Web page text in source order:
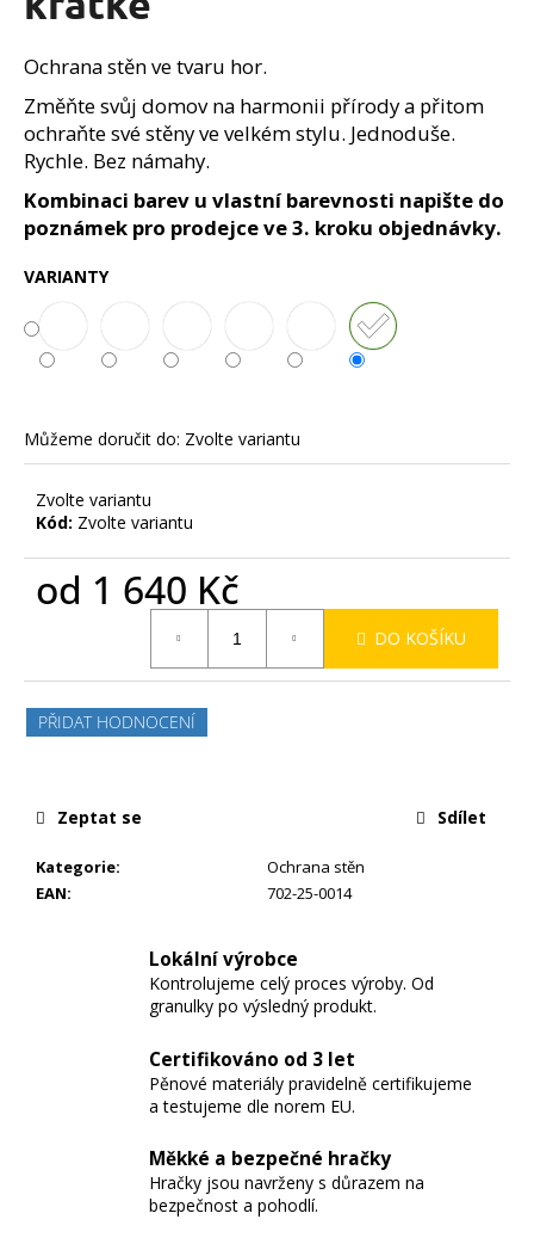
hvězdiček.
Ochrana stěn ve tvaru hor.
Změňte svůj domov na harmonii přírody a přitom
ochraňte své stěny ve velkém stylu. Jednoduše.
Rychle. Bez námahy.
Kombinaci barev u vlastní barevnosti napište do
poznámek pro prodejce ve 3. kroku objednávky.
VARIANTY
Můžeme doručit do: Zvolte variantu
Zvolte variantu
Kód: Zvolte variantu
od 1 640 Kč
DO KOŠÍKU
PŘIDAT HODNOCENÍ
Kategorie:
Ochrana stěn
EAN: 702-25-0014
Zeptat se Sdílet
Lokální výrobce
Kontrolujeme celý proces výroby. Od
granulky po výsledný produkt.
Certifikováno od 3 let
Pěnové materiály pravidelně certifikujeme
a testujeme dle norem EU.
Měkké a bezpečné hračky
Hračky jsou navrženy s důrazem na
bezpečnost a pohodlí.
j
e
m
e